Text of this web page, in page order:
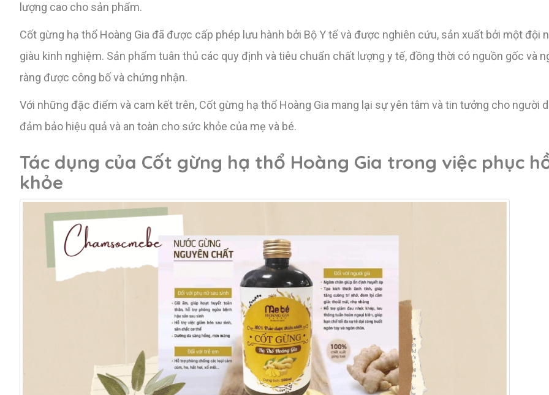
lượng cao cho sản phẩm.
Cốt gừng hạ thổ Hoàng Gia đã được cấp phép lưu hành bởi Bộ Y tế và được nghiên cứu, sản xuất bởi một đội
giàu kinh nghiệm. Sản phẩm tuân thủ các quy định và tiêu chuẩn chất lượng y tế, đồng thời có nguồn gốc và
ràng được công bố và chứng nhận.
Với những đặc điểm và cam kết trên, Cốt gừng hạ thổ Hoàng Gia mang lại sự yên tâm và tin tưởng cho người
đảm bảo hiệu quả và an toàn cho sức khỏe của mẹ và bé.
Tác dụng của Cốt gừng hạ thổ Hoàng Gia trong việc phục
khỏe